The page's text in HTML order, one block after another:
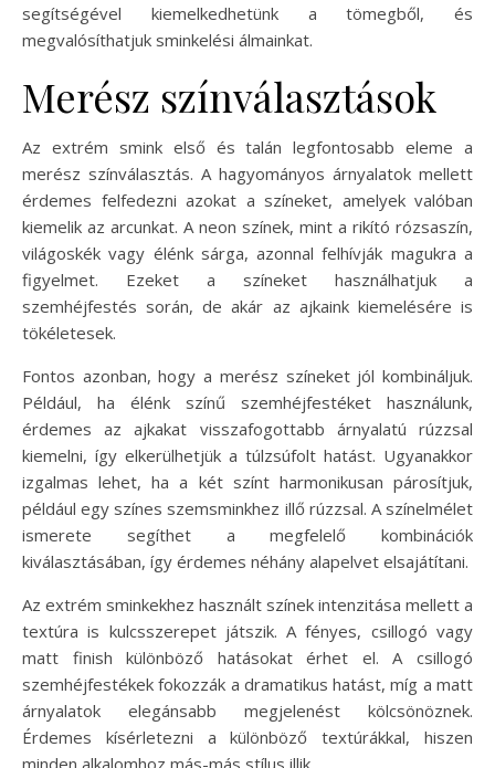
segítségével kiemelkedhetünk a tömegből, és
megvalósíthatjuk sminkelési álmainkat.
Merész színválasztások
Az extrém smink első és talán legfontosabb eleme a
merész színválasztás. A hagyományos árnyalatok mellett
érdemes felfedezni azokat a színeket, amelyek valóban
kiemelik az arcunkat. A neon színek, mint a rikító rózsaszín,
világoskék vagy élénk sárga, azonnal felhívják magukra a
figyelmet. Ezeket a színeket használhatjuk a
szemhéjfestés során, de akár az ajkaink kiemelésére is
tökéletesek.
Fontos azonban, hogy a merész színeket jól kombináljuk.
Például, ha élénk színű szemhéjfestéket használunk,
érdemes az ajkakat visszafogottabb árnyalatú rúzzsal
kiemelni, így elkerülhetjük a túlzsúfolt hatást. Ugyanakkor
izgalmas lehet, ha a két színt harmonikusan párosítjuk,
például egy színes szemsminkhez illő rúzzsal. A színelmélet
ismerete segíthet a megfelelő kombinációk
kiválasztásában, így érdemes néhány alapelvet elsajátítani.
Az extrém sminkekhez használt színek intenzitása mellett a
textúra is kulcsszerepet játszik. A fényes, csillogó vagy
matt finish különböző hatásokat érhet el. A csillogó
szemhéjfestékek fokozzák a dramatikus hatást, míg a matt
árnyalatok elegánsabb megjelenést kölcsönöznek.
Érdemes kísérletezni a különböző textúrákkal, hiszen
minden alkalomhoz más-más stílus illik.